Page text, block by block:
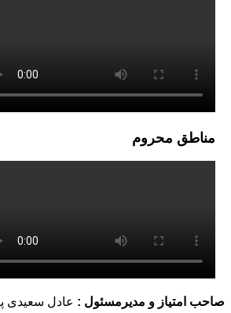
مناطق محروم
امتیاز و مدیرمسئول :عادل سعیدی پور